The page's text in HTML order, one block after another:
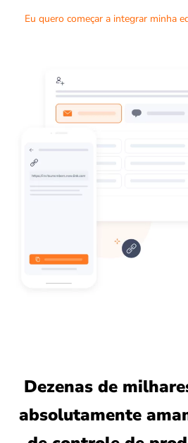
Eu quero começar a integrar minha
Dezenas de
absolutamente